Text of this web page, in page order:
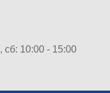
cб: 10:00 - 15:00